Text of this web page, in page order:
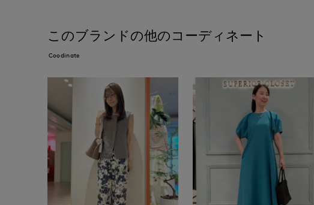
このブランドの他のコーディネート
Coodinate